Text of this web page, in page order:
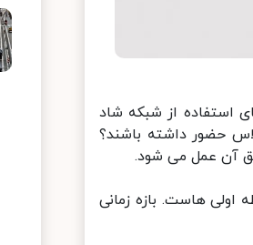
از شبکه شاد
حضور داشته باشند؟
آن عمل می شود.
هاست. بازه زمانی